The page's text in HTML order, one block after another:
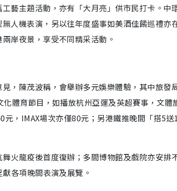
藝主題活動，亦有「大月亮」供市民打卡。中
人機表演，另以往年度盛事如美酒佳餚巡禮亦
岸夜景，享受不同精采活動。
，陳茂波稱，會舉辦多元娛樂體驗，其中旅發
體育節目，如播放杭州亞運及英超賽事，文體
，IMAX場次亦僅80元；另港鐵推晚間「搭5
火龍疫後首度復辦；多間博物館及戲院亦安排
各項晚間表演及展覽。